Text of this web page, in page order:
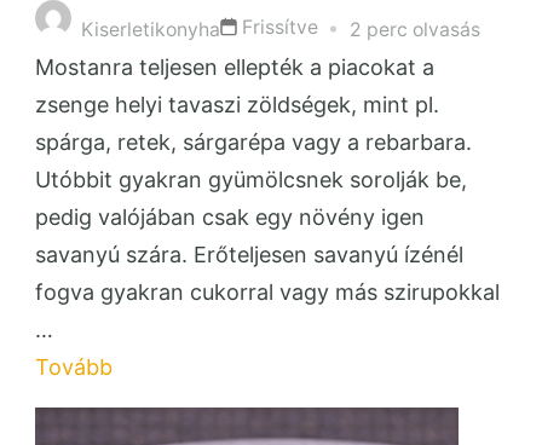
Kiserletikonyha Frissítve 2 perc olvasás
Mostanra teljesen ellepték a piacokat a
zsenge helyi tavaszi zöldségek, mint pl.
spárga, retek, sárgarépa vagy a rebarbara.
Utóbbit gyakran gyümölcsnek sorolják be,
pedig valójában csak egy növény igen
savanyú szára. Erőteljesen savanyú ízénél
fogva gyakran cukorral vagy más szirupokkal
…
Tovább